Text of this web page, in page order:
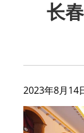
长
2023年8月14